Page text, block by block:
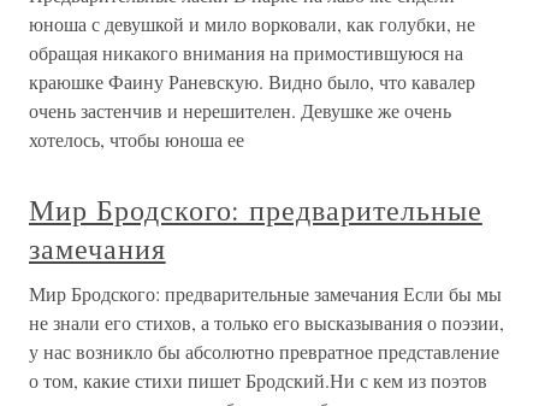
юноша с девушкой и мило ворковали, как голубки, не
обращая никакого внимания на примостившуюся на
краюшке Фаину Раневскую. Видно было, что кавалер
очень застенчив и нерешителен. Девушке же очень
хотелось, чтобы юноша ее
Мир Бродского: предварительные
замечания
Мир Бродского: предварительные замечания Если бы мы
не знали его стихов, а только его высказывания о поэзии,
у нас возникло бы абсолютно превратное представление
о том, какие стихи пишет Бродский.Ни с кем из поэтов